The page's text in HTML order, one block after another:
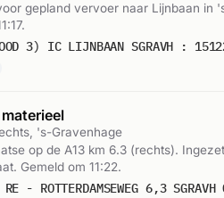
gepland vervoer naar Lijnbaan in
3) IC LIJNBAAN SGRAVH :
's-Gravenhage
op de A13 km 6.3 (rechts).
Gemeld om 11:22.
- ROTTERDAMSEWEG 6,3 SGRAVH